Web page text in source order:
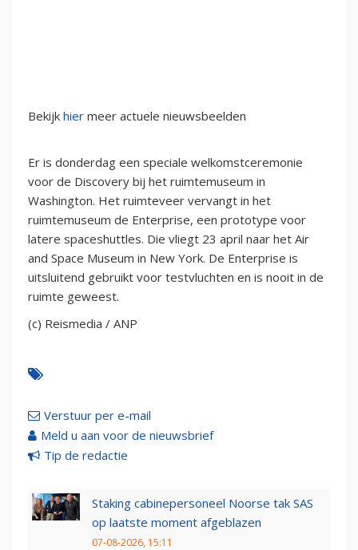
Bekijk hier meer actuele nieuwsbeelden
Er is donderdag een speciale welkomstceremonie
voor de Discovery bij het ruimtemuseum in
Washington. Het ruimteveer vervangt in het
ruimtemuseum de Enterprise, een prototype voor
latere spaceshuttles. Die vliegt 23 april naar het Air
and Space Museum in New York. De Enterprise is
uitsluitend gebruikt voor testvluchten en is nooit in de
ruimte geweest.
(c) Reismedia / ANP
Verstuur per e-mail
Meld u aan voor de nieuwsbrief
Tip de redactie
Staking cabinepersoneel Noorse tak SAS
op laatste moment afgeblazen
07-08-2026, 15:11